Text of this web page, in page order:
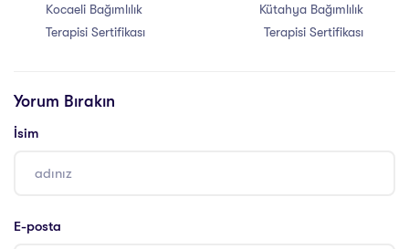
Kocaeli Bağımlılık
Terapisi Sertifikası
Kütahya Bağımlılık
Terapisi Sertifikası
Yorum Bırakın
İsim
E-posta